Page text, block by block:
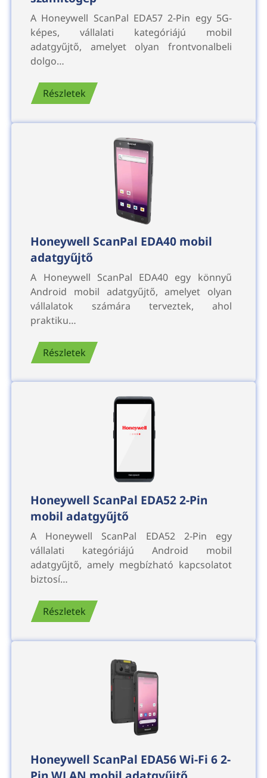
A Honeywell ScanPal EDA57 2-Pin egy 5G-
képes, vállalati kategóriájú mobil
adatgyűjtő, amelyet olyan frontvonalbeli
dolgo…
Részletek
Honeywell ScanPal EDA40 mobil
adatgyűjtő
A Honeywell ScanPal EDA40 egy könnyű
Android mobil adatgyűjtő, amelyet olyan
vállalatok számára terveztek, ahol
praktiku…
Részletek
Honeywell ScanPal EDA52 2-Pin
mobil adatgyűjtő
A Honeywell ScanPal EDA52 2-Pin egy
vállalati kategóriájú Android mobil
adatgyűjtő, amely megbízható kapcsolatot
biztosí…
Részletek
Honeywell ScanPal EDA56 Wi-Fi 6 2-